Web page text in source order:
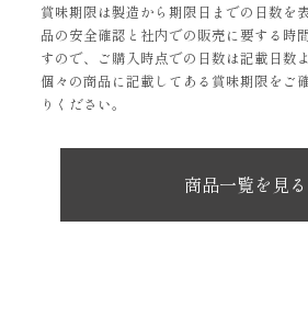
賞味期限は製造から期限日までの日数を
品の安全確認と社内での販売に要する時
すので、ご購入時点での日数は記載日数
個々の商品に記載してある賞味期限をご
りください。
商品一覧を見る